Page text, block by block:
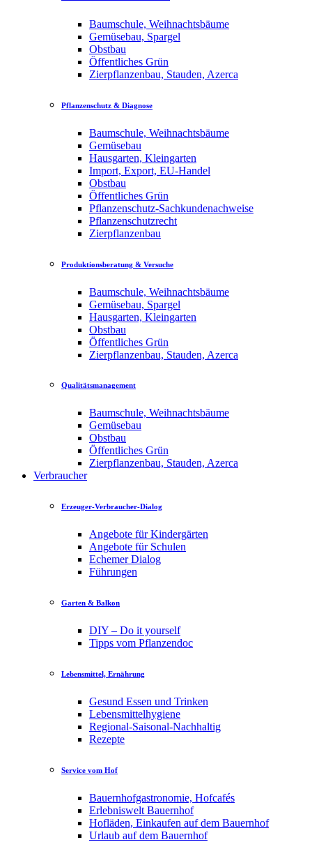
Baumschule, Weihnachtsbäume
Gemüsebau, Spargel
Obstbau
Öffentliches Grün
Zierpflanzenbau, Stauden, Azerca
Pflanzenschutz & Diagnose
Baumschule, Weihnachtsbäume
Gemüsebau
Hausgarten, Kleingarten
Import, Export, EU-Handel
Obstbau
Öffentliches Grün
Pflanzenschutz-Sachkundenachweise
Pflanzenschutzrecht
Zierpflanzenbau
Produktionsberatung & Versuche
Baumschule, Weihnachtsbäume
Gemüsebau, Spargel
Hausgarten, Kleingarten
Obstbau
Öffentliches Grün
Zierpflanzenbau, Stauden, Azerca
Qualitätsmanagement
Baumschule, Weihnachtsbäume
Gemüsebau
Obstbau
Öffentliches Grün
Zierpflanzenbau, Stauden, Azerca
Verbraucher
Erzeuger-Verbraucher-Dialog
Angebote für Kindergärten
Angebote für Schulen
Echemer Dialog
Führungen
Garten & Balkon
DIY – Do it yourself
Tipps vom Pflanzendoc
Lebensmittel, Ernährung
Gesund Essen und Trinken
Lebensmittelhygiene
Regional-Saisonal-Nachhaltig
Rezepte
Service vom Hof
Bauernhofgastronomie, Hofcafés
Erlebniswelt Bauernhof
Hofläden, Einkaufen auf dem Bauernhof
Urlaub auf dem Bauernhof